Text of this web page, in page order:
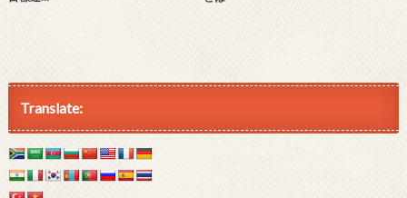
Translate: